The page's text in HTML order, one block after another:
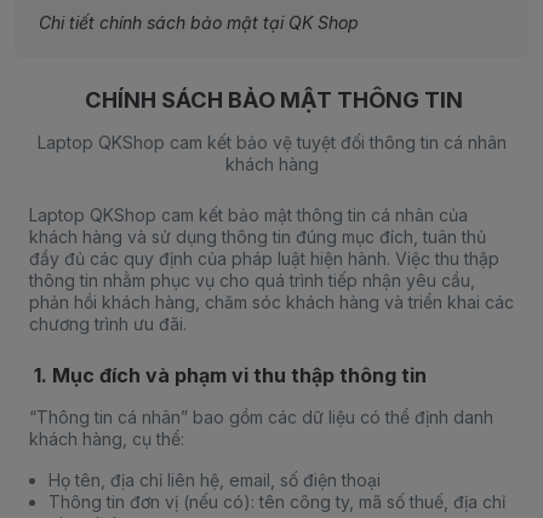
Chi tiết chính sách bảo mật tại QK Shop
CHÍNH SÁCH BẢO MẬT THÔNG TIN
Laptop QKShop cam kết bảo vệ tuyệt đối thông tin cá nhân
khách hàng
Laptop QKShop cam kết bảo mật thông tin cá nhân của
khách hàng và sử dụng thông tin đúng mục đích, tuân thủ
đầy đủ các quy định của pháp luật hiện hành. Việc thu thập
thông tin nhằm phục vụ cho quá trình tiếp nhận yêu cầu,
phản hồi khách hàng, chăm sóc khách hàng và triển khai các
chương trình ưu đãi.
1. Mục đích và phạm vi thu thập thông tin
“Thông tin cá nhân” bao gồm các dữ liệu có thể định danh
khách hàng, cụ thể:
Họ tên, địa chỉ liên hệ, email, số điện thoại
Thông tin đơn vị (nếu có): tên công ty, mã số thuế, địa chỉ